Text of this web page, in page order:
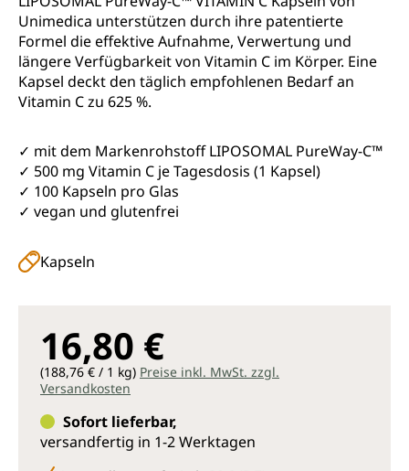
Unimedica unterstützen durch ihre patentierte
Formel die effektive Aufnahme, Verwertung und
längere Verfügbarkeit von Vitamin C im Körper. Eine
Kapsel deckt den täglich empfohlenen Bedarf an
Vitamin C zu 625 %.
✓ mit dem Markenrohstoff LIPOSOMAL PureWay-C™
✓ 500 mg Vitamin C je Tagesdosis (1 Kapsel)
✓ 100 Kapseln pro Glas
✓ vegan und glutenfrei
Kapseln
16,80 €
(188,76 € / 1 kg) Preise inkl. MwSt. zzgl.
Versandkosten
Sofort lieferbar,
versandfertig in 1-2 Werktagen